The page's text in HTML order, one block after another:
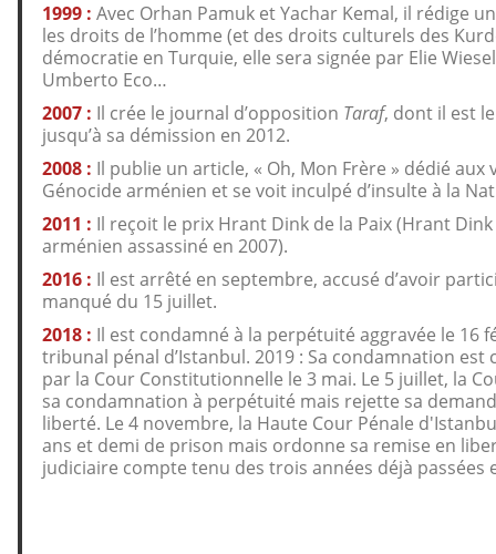
1999 : Avec Orhan Pamuk et Yachar Kemal, il rédige
les droits de l’homme (et des droits culturels des
démocratie en Turquie, elle sera signée par Elie
Umberto Eco…
2007 : Il crée le journal d’opposition Taraf, dont il est
jusqu’à sa démission en 2012.
2008 : Il publie un article, « Oh, Mon Frère » dédié aux
Génocide arménien et se voit inculpé d’insulte à la
2011 : Il reçoit le prix Hrant Dink de la Paix (Hrant
arménien assassiné en 2007).
2016 : Il est arrêté en septembre, accusé d’avoir
manqué du 15 juillet.
2018 : Il est condamné à la perpétuité aggravée le 16
tribunal pénal d’Istanbul. 2019 : Sa condamnation est
par la Cour Constitutionnelle le 3 mai. Le 5 juillet, la
sa condamnation à perpétuité mais rejette sa
liberté. Le 4 novembre, la Haute Cour Pénale
ans et demi de prison mais ordonne sa remise en
judiciaire compte tenu des trois années déjà passées